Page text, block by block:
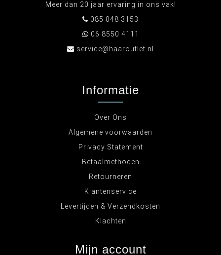
Meer dan 20 jaar ervaring in ons vak!
085 048 3153
06 8550 4111
service@haaroutlet.nl
Informatie
Over Ons
Algemene voorwaarden
Privacy Statement
Betaalmethoden
Retourneren
Klantenservice
Levertijden & Verzendkosten
Klachten
Mijn account